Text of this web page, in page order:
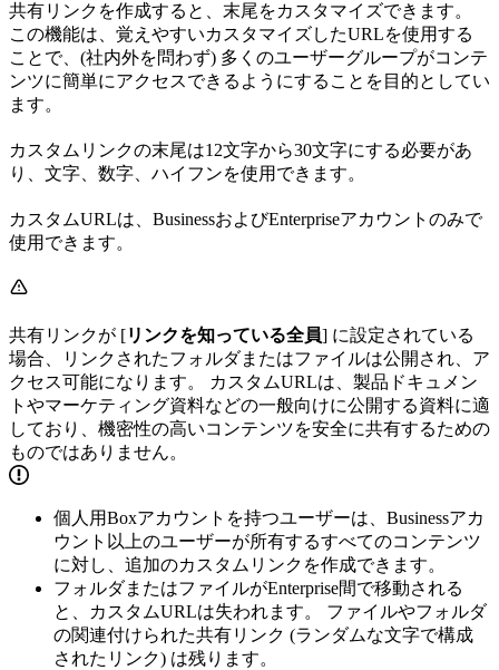
共有リンクを作成すると、末尾をカスタマイズできます。
この機能は、覚えやすいカスタマイズしたURLを使用する
ことで、(社内外を問わず) 多くのユーザーグループがコンテ
ンツに簡単にアクセスできるようにすることを目的としてい
ます。
カスタムリンクの末尾は12文字から30文字にする必要があ
り、文字、数字、ハイフンを使用できます。
カスタムURLは、BusinessおよびEnterpriseアカウントのみで
使用できます。
共有リンクが [リンクを知っている全員] に設定されている
場合、リンクされたフォルダまたはファイルは公開され、ア
クセス可能になります。 カスタムURLは、製品ドキュメン
トやマーケティング資料などの一般向けに公開する資料に適
しており、機密性の高いコンテンツを安全に共有するための
ものではありません。
個人用Boxアカウントを持つユーザーは、Businessアカ
ウント以上のユーザーが所有するすべてのコンテンツ
に対し、追加のカスタムリンクを作成できます。
フォルダまたはファイルがEnterprise間で移動される
と、カスタムURLは失われます。 ファイルやフォルダ
の関連付けられた共有リンク (ランダムな文字で構成
されたリンク) は残ります。